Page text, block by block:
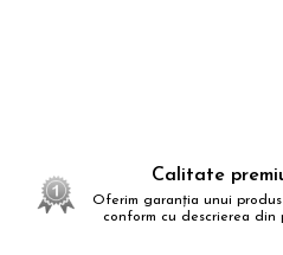
Calitate
Oferim garanția unui
conform cu descrierea din